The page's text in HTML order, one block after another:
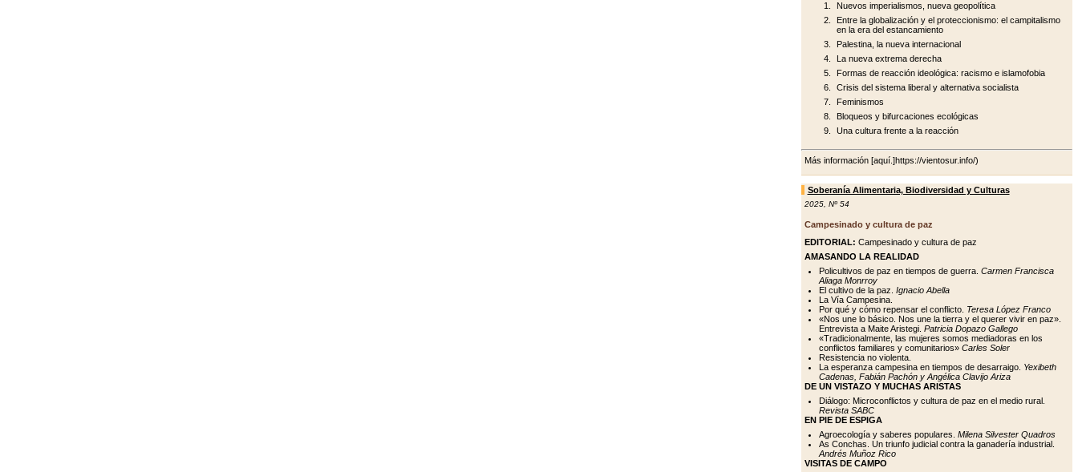
Nuevos imperialismos, nueva geopolítica
Entre la globalización y el proteccionismo: el campitalismo
en la era del estancamiento
Palestina, la nueva internacional
La nueva extrema derecha
Formas de reacción ideológica: racismo e islamofobia
Crisis del sistema liberal y alternativa socialista
Feminismos
Bloqueos y bifurcaciones ecológicas
Una cultura frente a la reacción
Más información [aquí.]https://vientosur.info/)
Soberanía Alimentaria, Biodiversidad y Culturas
2025, Nº 54
Campesinado y cultura de paz
EDITORIAL: Campesinado y cultura de paz
AMASANDO LA REALIDAD
Policultivos de paz en tiempos de guerra. Carmen Francisca
Aliaga Monrroy
El cultivo de la paz. Ignacio Abella
La Vía Campesina.
Por qué y cómo repensar el conflicto. Teresa López Franco
«Nos une lo básico. Nos une la tierra y el querer vivir en paz».
Entrevista a Maite Aristegi. Patricia Dopazo Gallego
«Tradicionalmente, las mujeres somos mediadoras en los
conflictos familiares y comunitarios» Carles Soler
Resistencia no violenta.
La esperanza campesina en tiempos de desarraigo. Yexibeth
Cadenas, Fabián Pachón y Angélica Clavijo Ariza
DE UN VISTAZO Y MUCHAS ARISTAS
Diálogo: Microconflictos y cultura de paz en el medio rural.
Revista SABC
EN PIE DE ESPIGA
Agroecología y saberes populares. Milena Silvester Quadros
As Conchas. Un triunfo judicial contra la ganadería industrial.
Andrés Muñoz Rico
VISITAS DE CAMPO